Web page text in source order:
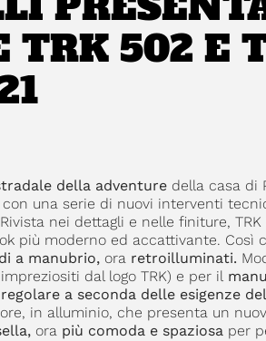
TRK 502 E
della adventuredella casa di
con una serie di nuovi interventi
nei dettagli e nelle finiture,
più moderno ed accattivante. Così
a manubrio,oraretroilluminati.
dal logo TRK) e per il
a seconda delle esigenze
in alluminio, che presenta un
ora più comoda e spaziosa per